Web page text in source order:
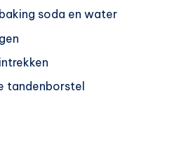
soda en water
tandenborstel